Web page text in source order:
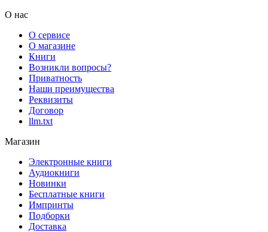
О нас
О сервисе
О магазине
Книги
Возникли вопросы?
Приватность
Наши преимущества
Реквизиты
Договор
llm.txt
Магазин
Электронные книги
Аудиокниги
Новинки
Бесплатные книги
Импринты
Подборки
Доставка